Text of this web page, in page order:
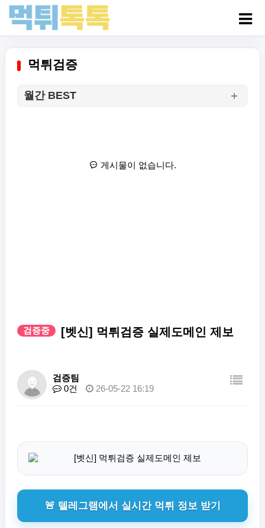
먹튀검증
월간 BEST
게시물이 없습니다.
검증중 [벳신] 먹튀검증 실제도메인 제보
검증팀
0건
26-05-22 16:19
🚨 텔레그램에서 실시간 먹튀 정보 받기